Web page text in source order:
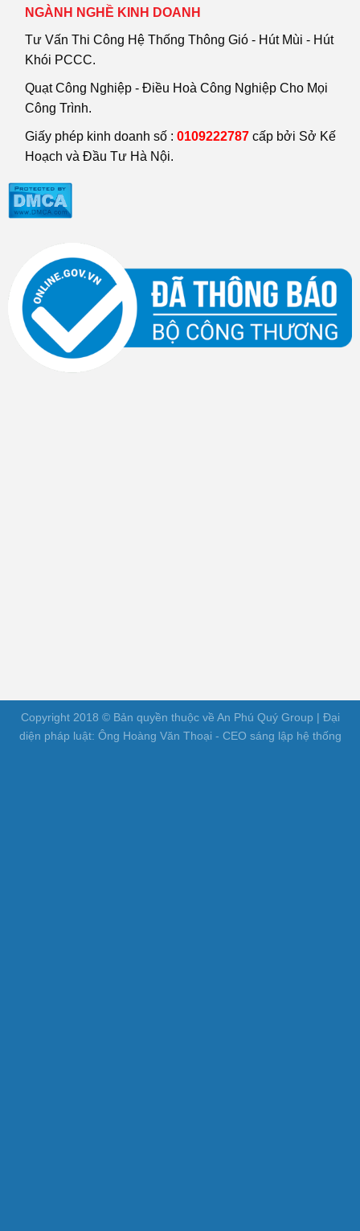
NGÀNH NGHỀ KINH DOANH
Tư Vấn Thi Công Hệ Thống Thông Gió - Hút Mùi - Hút
Khói PCCC.
Quạt Công Nghiệp - Điều Hoà Công Nghiệp Cho Mọi
Công Trình.
Giấy phép kinh doanh số : 0109222787 cấp bởi Sở Kế
Hoạch và Đầu Tư Hà Nội.
Copyright 2018 © Bản quyền thuộc về An Phú Quý Group | Đại
diện pháp luật: Ông Hoàng Văn Thoại - CEO sáng lập hệ thống